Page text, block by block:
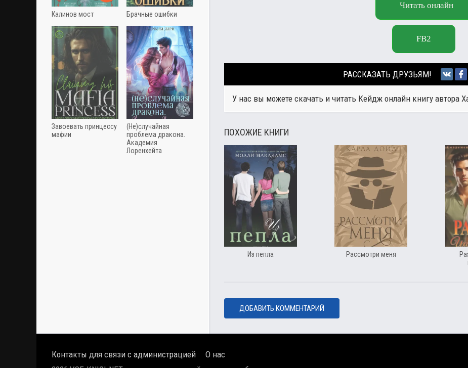
Читать онлайн
FB2
РАССКАЗАТЬ ДРУЗЬЯМ!
У нас вы можете скачать и читать Кейдж онлайн книгу автора
ПОХОЖИЕ КНИГИ
Из пепла Рассмотри меня
ДОБАВИТЬ КОММЕНТАРИЙ
Калинов мост Брачные ошибки
Завоевать принцессу
мафии
(Не)случайная
проблема дракона.
Академия
Лоренхейта
Контакты для связи с администрацией
О нас